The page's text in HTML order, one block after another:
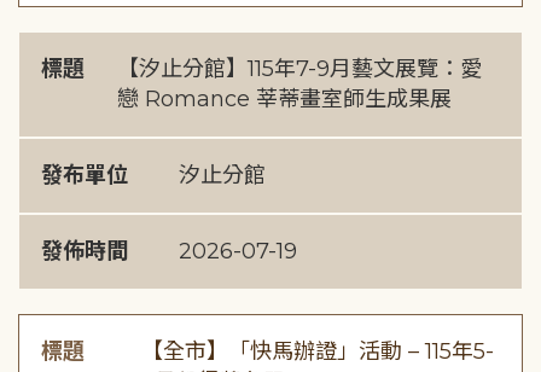
標題
【汐止分館】115年7-9月藝文展覽：愛
戀 Romance 莘蒂畫室師生成果展
發布單位 汐止分館
發佈時間 2026-07-19
標題
【全市】「快馬辦證」活動 – 115年5-